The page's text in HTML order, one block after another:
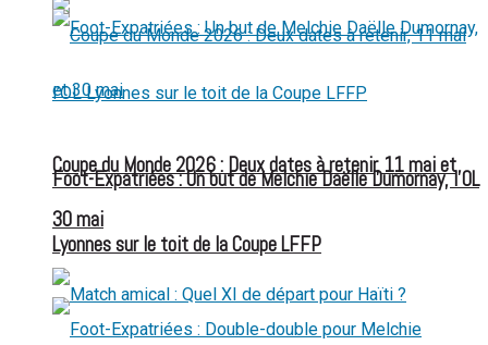
Foot-Expatriées : Un but de Melchie Daëlle Dumornay, l’OL
Lyonnes sur le toit de la Coupe LFFP
Coupe du Monde 2026 : Deux dates à retenir, 11 mai et
30 mai